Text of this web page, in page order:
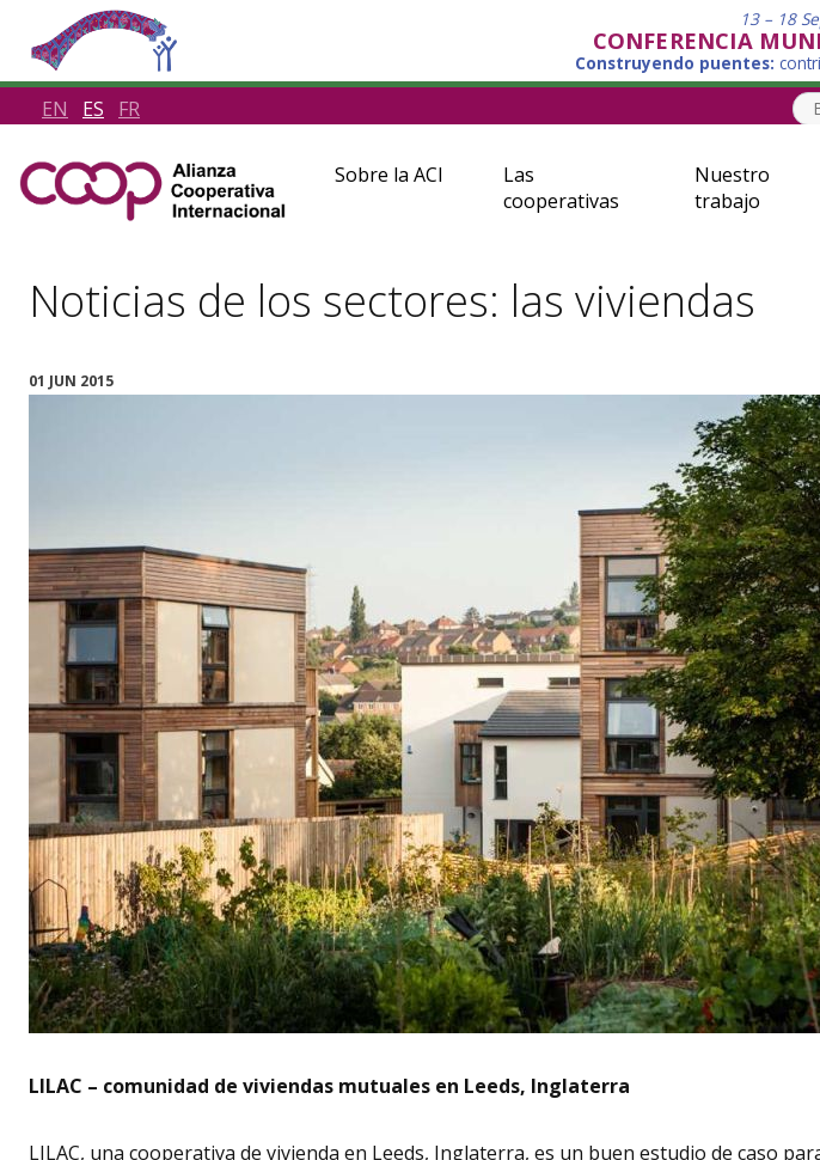
13 – 18
CONFERENCIA
Construyendo puentes:
EN ES FR
Sobre la ACI
Las
cooperativas
Nuestro
trabajo
Noticias de los sectores: las viviendas
01 JUN 2015
LILAC – comunidad de viviendas mutuales en Leeds, Inglaterra
LILAC, una cooperativa de vivienda en Leeds, Inglaterra, es un buen estudio de caso